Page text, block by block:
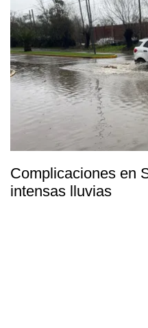
Complicaciones en
intensas lluvias